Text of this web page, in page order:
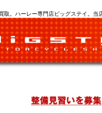
。ハーレー専門店ピッグステイ。